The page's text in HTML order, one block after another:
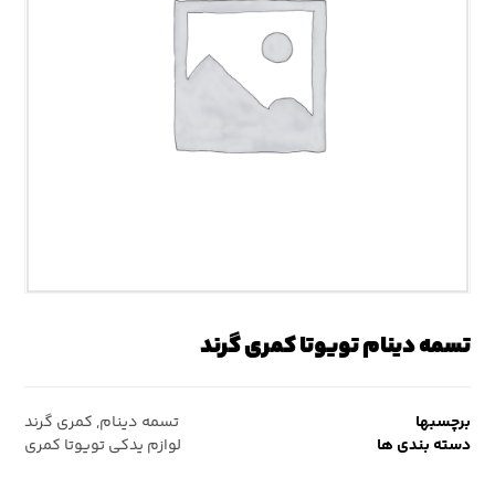
تسمه دینام تویوتا کمری گرند
برچسبها تسمه دینام, کمری گرند
دسته بندی ها
لوازم یدکی تویوتا کمری